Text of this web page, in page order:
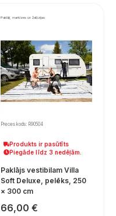
Paklāji, markīzes un žalūzijas
Preces kods: R90504
Produkts ir pasūtīts
Piegāde līdz 3 nedēļām.
Paklājs vestibilam Villa
Soft Deluxe, pelēks, 250
× 300 cm
66,00 €